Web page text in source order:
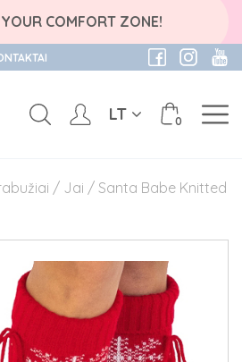
COMFORT ZONE!
0
LT
/ Jai / Santa Babe Knitted